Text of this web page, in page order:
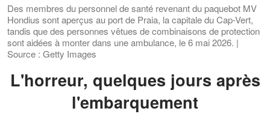
Des membres du personnel de santé revenant du paquebot MV
Hondius sont aperçus au port de Praia, la capitale du Cap-Vert,
tandis que des personnes vêtues de combinaisons de protection
sont aidées à monter dans une ambulance, le 6 mai 2026. |
Source : Getty Images
L'horreur, quelques jours après
l'embarquement